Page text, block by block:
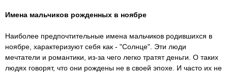
Имена мальчиков рожденных в ноябре
Наиболее предпочтительные имена мальчиков родившихся в
ноябре, характеризуют себя как - "Солнце". Эти люди
мечтатели и романтики, из-за чего легко тратят деньги. О таких
людях говорят, что они рождены не в своей эпохе. И часто их не